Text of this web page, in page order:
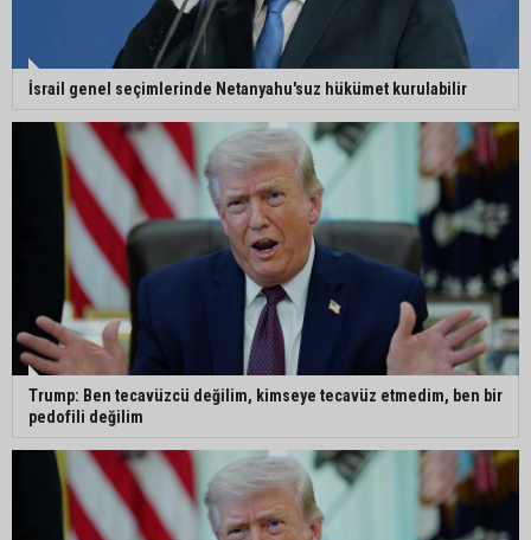
İsrail genel seçimlerinde Netanyahu'suz hükümet kurulabilir
Trump: Ben tecavüzcü değilim, kimseye tecavüz etmedim, ben bir
pedofili değilim